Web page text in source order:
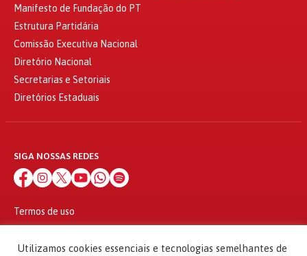
Manifesto de Fundação do PT
Estrutura Partidária
Comissão Executiva Nacional
Diretório Nacional
Secretarias e Setoriais
Diretórios Estaduais
SIGA NOSSAS REDES
Termos de uso
© 2010 - 2026
Utilizamos cookies essenciais e tecnologias semelhantes de